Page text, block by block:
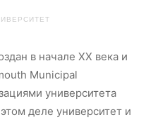
в начале ХХ века и
Municipal
университета
деле университет и